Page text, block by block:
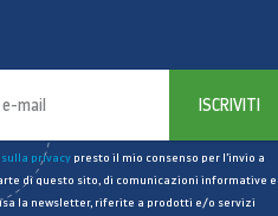
ISCRIVITI
privacy presto il mio consenso per l’invio a
di questo sito, di comunicazioni informative e
la newsletter, riferite a prodotti e/o servizi